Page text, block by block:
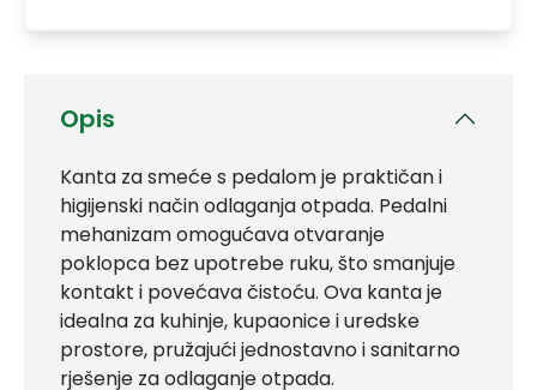
Opis
Kanta za smeće s pedalom je praktičan i
higijenski način odlaganja otpada. Pedalni
mehanizam omogućava otvaranje
poklopca bez upotrebe ruku, što smanjuje
kontakt i povećava čistoću. Ova kanta je
idealna za kuhinje, kupaonice i uredske
prostore, pružajući jednostavno i sanitarno
rješenje za odlaganje otpada.